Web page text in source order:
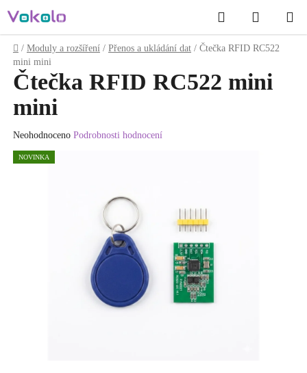
na
obsah
Hledat
KOŠÍK
Domů
/ Moduly a rozšíření / Přenos a ukládání dat / Čtečka RFID RC522
mini mini
Čtečka RFID RC522 mini
mini
Průměrné
hodnocení
produktu
Neohodnoceno Podrobnosti hodnocení
NOVINKA